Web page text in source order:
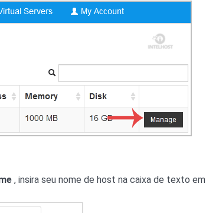
, insira seu nome de host na caixa de texto em